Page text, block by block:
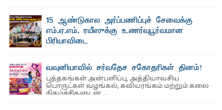
ஜே. எப். காமிலா பேகம்- இ லங்கை அரசாங்கம் அரசுசாரா
அமைப்புகள் (NGO) தொடர்பான புதிய சட்டமூலத்தை ...
15 ஆண்டுகால அர்ப்பணிப்புச் சேவைக்கு
எம்.ஏ.எம். ரயீஸுக்கு உணர்வுபூர்வமான
பிரியாவிடை
வவுனியாவில் சர்வதேச சகோதரிகள் தினம்!
புத்தகங்கள் அன்பளிப்பு, அத்தியாவசிய
பொருட்கள் வழங்கல், கவியரங்கம் மற்றும் கலை
நிகழ்ச்சிகளுடன் ...